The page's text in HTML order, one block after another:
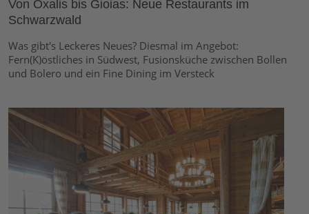
Von Oxalis bis Gioias: Neue Restaurants im
Schwarzwald
Was gibt's Leckeres Neues? Diesmal im Angebot:
Fern(K)östliches in Südwest, Fusionsküche zwischen Bollen
und Bolero und ein Fine Dining im Versteck